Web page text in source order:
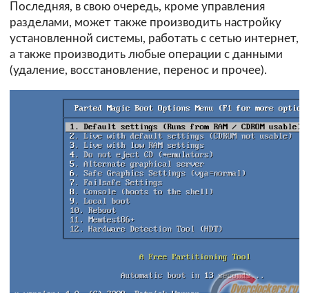
Последняя, в свою очередь, кроме управления
разделами, может также производить настройку
установленной системы, работать с сетью интернет,
а также производить любые операции с данными
(удаление, восстановление, перенос и прочее).